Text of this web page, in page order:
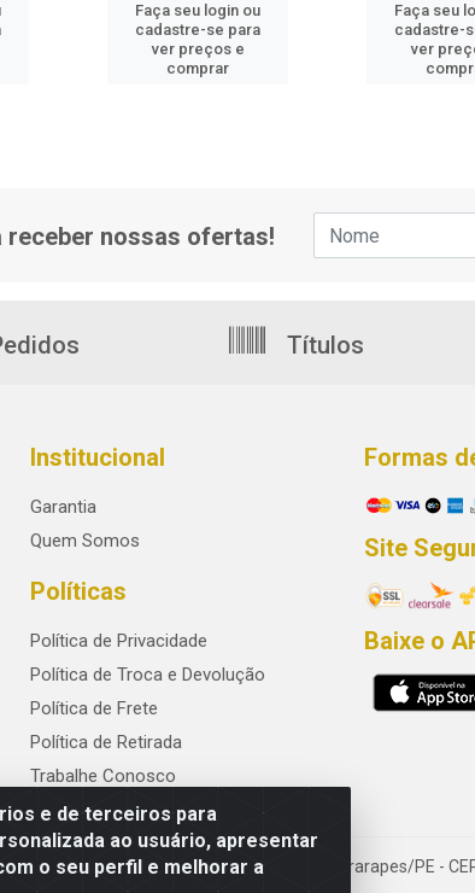
Faça seu login ou
cadastre-se para
ver preços e
comprar
Faça seu
cadastre-
ver
e de terceiros para
ao usuário, apresentar
o seu perfil e melhorar a
receber nossas ofertas!
Títulos
Institucional
Garantia
Quem Somos
Políticas
Política de Privacidade
Política de Troca e Devolução
Política de Frete
Política de Retirada
Trabalhe Conosco
Formas
Site
Baixe o
BR-101, KM 82 - Prazeres, Jaboatão dos Guararapes/PE -